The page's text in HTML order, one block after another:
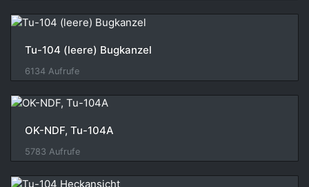
Tu-104 (leere) Bugkanzel
6134 Aufrufe
OK-NDF, Tu-104A
5783 Aufrufe